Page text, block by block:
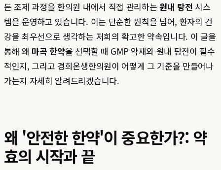
든 조제 과정을 한의원 내에서 직접 관리하는 원내 탕전 시스
템을 운영하고 있습니다. 이는 단순한 원칙을 넘어, 환자의 건
강을 최우선으로 생각하는 저희의 확고한 약속입니다. 이 글을
통해 왜 마곡 한약을 선택할 때 GMP 약재와 원내 탕전이 필수
적인지, 그리고 경희온생한의원이 어떻게 그 기준을 만들어나
가는지 자세히 알려드리겠습니다.
왜 '안전한 한약'이 중요한가?: 약
효의 시작과 끝